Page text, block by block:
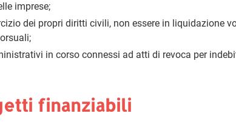
imprese;
dei propri diritti civili, non essere in liquidazione
in corso connessi ad atti di revoca per
finanziabili